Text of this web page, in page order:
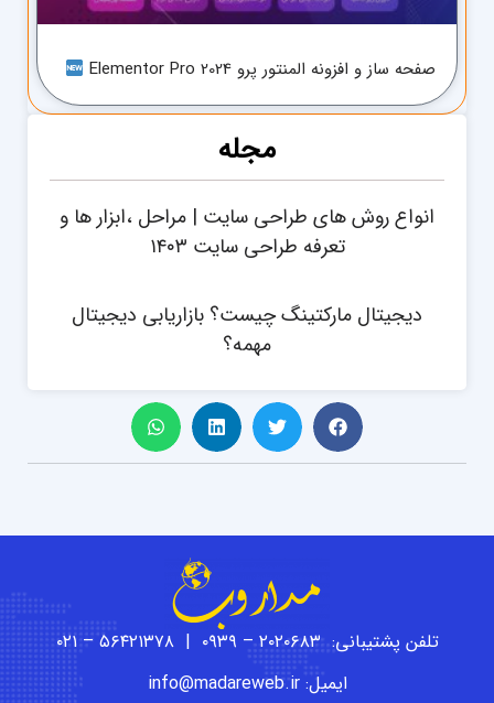
صفحه ساز و افزونه المنتور پرو Elementor Pro 2024
مجله
انواع روش های طراحی سایت | مراحل ،ابزار ها و
تعرفه طراحی سایت ۱۴۰۳
دیجیتال مارکتینگ چیست؟ بازاریابی دیجیتال
مهمه؟
تلفن پشتیبانی: ۲۰۲۰۶۸۳ – ۰۹۳۹ | ۵۶۴۲۱۳۷۸ – ۰۲۱
ایمیل: info@madareweb.ir